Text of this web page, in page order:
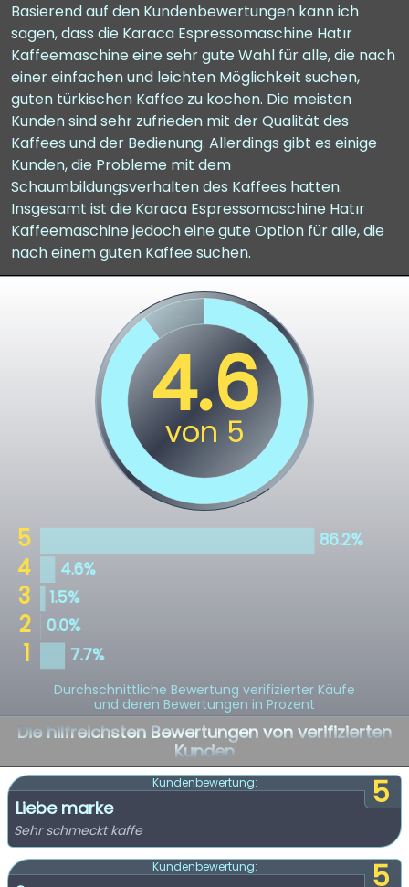
Basierend auf den Kundenbewertungen kann ich
sagen, dass die Karaca Espressomaschine Hatır
Kaffeemaschine eine sehr gute Wahl für alle, die nach
einer einfachen und leichten Möglichkeit suchen,
guten türkischen Kaffee zu kochen. Die meisten
Kunden sind sehr zufrieden mit der Qualität des
Kaffees und der Bedienung. Allerdings gibt es einige
Kunden, die Probleme mit dem
Schaumbildungsverhalten des Kaffees hatten.
Insgesamt ist die Karaca Espressomaschine Hatır
Kaffeemaschine jedoch eine gute Option für alle, die
nach einem guten Kaffee suchen.
Durchschnittliche Bewertung verifizierter Käufe
und deren Bewertungen in Prozent
Die hilfreichsten Bewertungen von verifizierten
Kunden
5
Kundenbewertung:
Liebe marke
Sehr schmeckt kaffe
5
Kundenbewertung: